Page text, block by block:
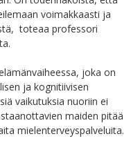
voimakkaasti ja
toteaa professori
joka on
ja kognitiivisen
vaikutuksia nuoriin ei
maiden pitää
mielenterveyspalveluita.